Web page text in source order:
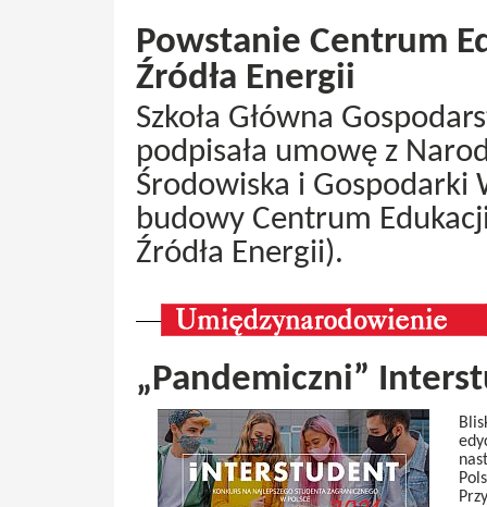
Powstanie Centrum
Źródła Energii
Szkoła Główna
podpisała umowę z
Środowiska i Gospodarki
budowy Centrum
Źródła Energii).
„Pandemiczni”